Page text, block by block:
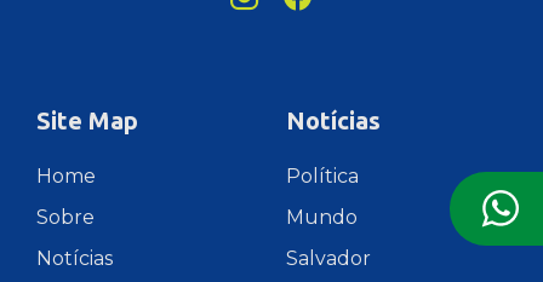
Site Map
Home
Sobre
Notícias
Notícias
Política
Mundo
Salvador